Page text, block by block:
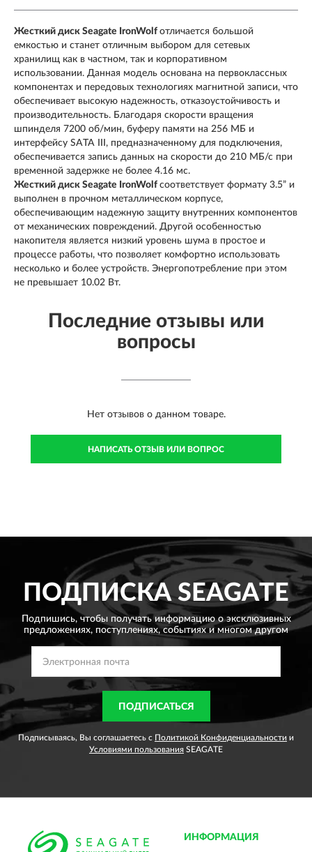
Жесткий диск Seagate IronWolf отличается большой
емкостью и станет отличным выбором для сетевых
хранилищ как в частном, так и корпоративном
использовании. Данная модель основана на первоклассных
компонентах и передовых технологиях магнитной записи, что
обеспечивает высокую надежность, отказоустойчивость и
производительность. Благодаря скорости вращения
шпинделя 7200 об/мин, буферу памяти на 256 МБ и
интерфейсу SATA III, предназначенному для подключения,
обеспечивается запись данных на скорости до 210 МБ/с при
временной задержке не более 4.16 мс.
Жесткий диск Seagate IronWolf соответствует формату 3.5” и
выполнен в прочном металлическом корпусе,
обеспечивающим надежную защиту внутренних компонентов
от механических повреждений. Другой особенностью
накопителя является низкий уровень шума в простое и
процессе работы, что позволяет комфортно использовать
несколько и более устройств. Энергопотребление при этом
не превышает 10.02 Вт.
Последние отзывы или
вопросы
Нет отзывов о данном товаре.
НАПИСАТЬ ОТЗЫВ ИЛИ ВОПРОС
ПОДПИСКАSEAGATE
Подпишись, чтобы получать информацию о эксклюзивных
предложениях, поступлениях, событиях и многом другом
ПОДПИСАТЬСЯ
Подписываясь, Вы соглашаетесь с Политикой Конфиденциальности и
Условиями пользования SEAGATE
ИНФОРМАЦИЯ